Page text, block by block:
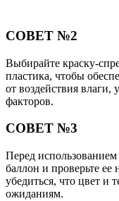
СОВЕТ №2
Выбирайте краску-
пластика, чтобы
от воздействия влаги,
факторов.
СОВЕТ №3
Перед использованием
баллон и проверьте ее
убедиться, что цвет и
ожиданиям.